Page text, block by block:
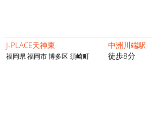
J-PLACE天神東
福岡県 福岡市 博多区 須崎町
中洲川端駅
徒歩8分